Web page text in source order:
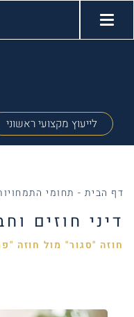
לייעוץ מקצועי ראשוני
דף הבית - תחומי
דיני חוזים
חוזה "סגור" מול חוזה